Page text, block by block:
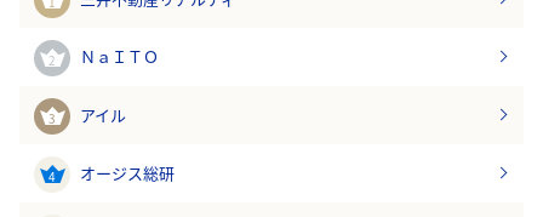
2 ＮａＩＴＯ
3 アイル
4 オージス総研